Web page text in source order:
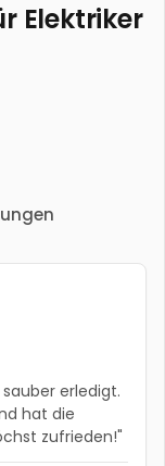
Elektriker
erledigt.
hat die
zufrieden!"